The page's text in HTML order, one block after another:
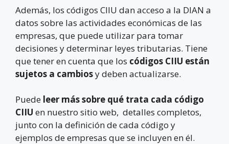
Además, los códigos CIIU dan acceso a la DIAN a
datos sobre las actividades económicas de las
empresas, que puede utilizar para tomar
decisiones y determinar leyes tributarias. Tiene
que tener en cuenta que los códigos CIIU están
sujetos a cambiosy deben actualizarse.
Puede leer más sobre qué trata cada código
CIIU en nuestro sitio web, detalles completos,
junto con la definición de cada código y
ejemplos de empresas que se incluyen en él.